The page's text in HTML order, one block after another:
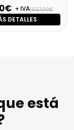
+ IVA1.507,00€
DETALLES
está